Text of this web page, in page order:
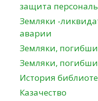
защита
Земляки -
аварии
Земляки,
Земляки,
История
Казачество